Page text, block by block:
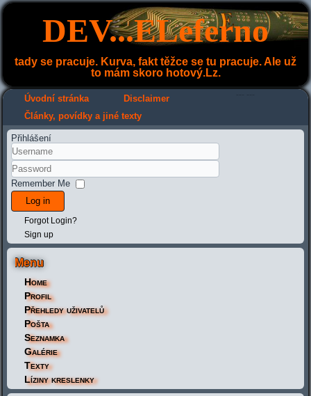
DEV...ELeferno
tady se pracuje. Kurva, fakt těžce se tu pracuje. Ale už
to mám skoro hotový.Lz.
Úvodní stránka Disclaimer
Články, povídky a jiné texty
Přihlášení
Remember Me
Log in
Forgot Login?
Sign up
Menu
Home
Profil
Přehledy uživatelů
Pošta
Seznamka
Galérie
Texty
Líziny kreslenky